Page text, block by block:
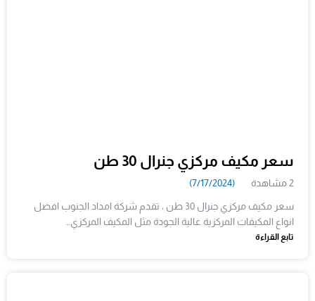
سعر مكيف مركزي جنرال 30 طن
2 مشاهدة (7/17/2024)
سعر مكيف مركزي جنرال 30 طن ، تقدم شركة امداد الجنوب افضل
انواع المكيفات المركزية عالية الجودة مثل المكيف المركزي…
تابع القراءة